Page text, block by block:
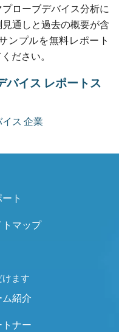
ローブデバイス分析に
通しと過去の概要が含
ンプルを無料レポート
ださい。
バイス レポートス
ス 企業
ト
トマップ
ます
ム紹介
トナー